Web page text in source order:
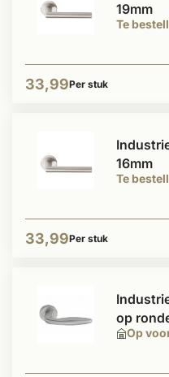
Te
19mm
33,99Per stuk
Te
16mm
33,99Per stuk
Op
op